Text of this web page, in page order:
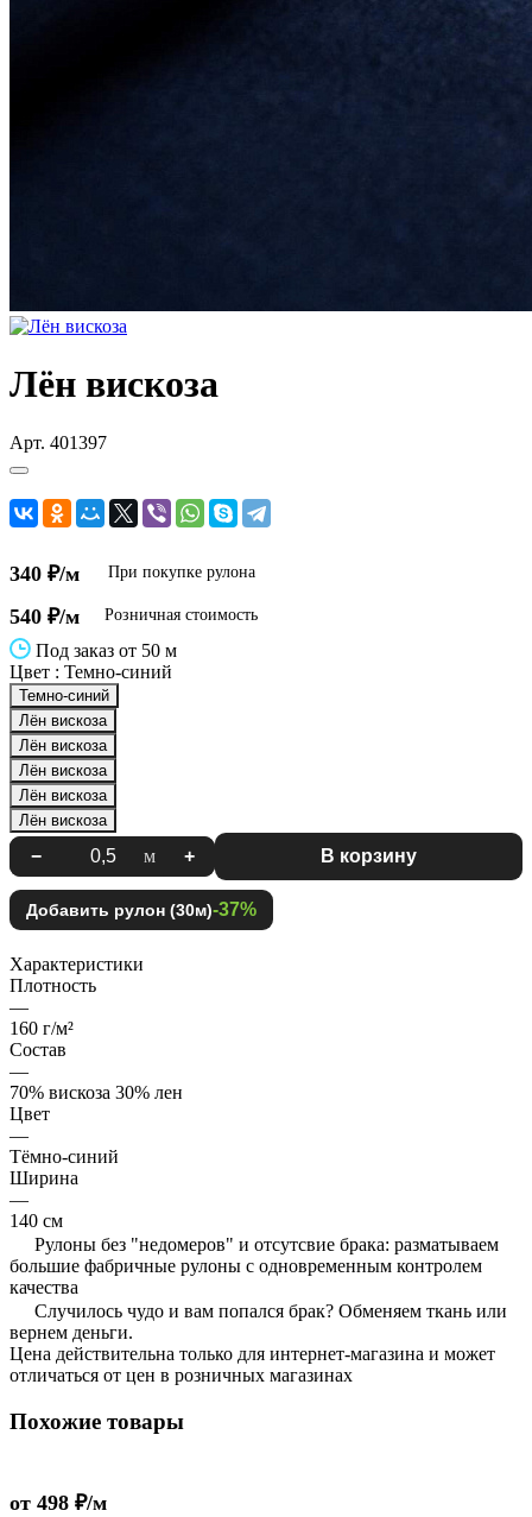
Лён вискоза
Арт. 401397
340 ₽/м При покупке рулона
540 ₽/м Розничная стоимость
Под заказ от 50 м
Цвет : Темно-синий
Темно-синий
Лён вискоза
Лён вискоза
Лён вискоза
Лён вискоза
Лён вискоза
− м + В корзину
Добавить рулон (30м)-37%
Характеристики
Плотность
—
160 г/м²
Состав
—
70% вискоза 30% лен
Цвет
—
Тёмно-синий
Ширина
—
140 см
Рулоны без "недомеров" и отсутсвие брака: разматываем
большие фабричные рулоны с одновременным контролем
качества
Случилось чудо и вам попался брак? Обменяем ткань или
вернем деньги.
Цена действительна только для интернет-магазина и может
отличаться от цен в розничных магазинах
Похожие товары
от 498 ₽/м